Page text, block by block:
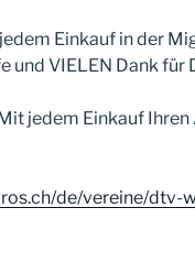
Einkauf in der
und VIELEN Dank für
jedem Einkauf Ihren
de/vereine/dtv-